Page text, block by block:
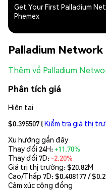
Get Your First Palladium
Phemex
Palladium Network
Thêm về Palladium
Phân tích giá
Hiện tại
$0.395507 (Kiểm tra giá thị
Xu hướng gần đây
Thay đổi 24H:+11.70%
Thay đổi 7D: -2.20%
Giá trị thị trường:$20.82M
Cao/Thấp 7D: $0.408177/ $
Cảm xúc cộng đồng